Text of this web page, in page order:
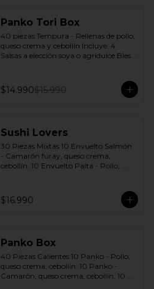
Panko Tori Box
40 piezas Tempura - Rellenas de pollo,
queso crema y cebollín Incluye: 4
Salsas a elección soya o agridulce Bless
$14.990$15.990
Sushi Lovers
30 Piezas Mixtas 10 Envuelto Salmón
- Camarón furay, queso crema,
cebollín. 10 Envuelto Palta - Pollo,
Incluye: 3 Salsas a elección soya o
agridulce Bless + 2 palitos
$16.990
Panko Box
40 Piezas Calientes 10 Panko - Pollo,
queso crema, cebollín. 10 Panko -
Camarón, queso crema, cebollín. 10